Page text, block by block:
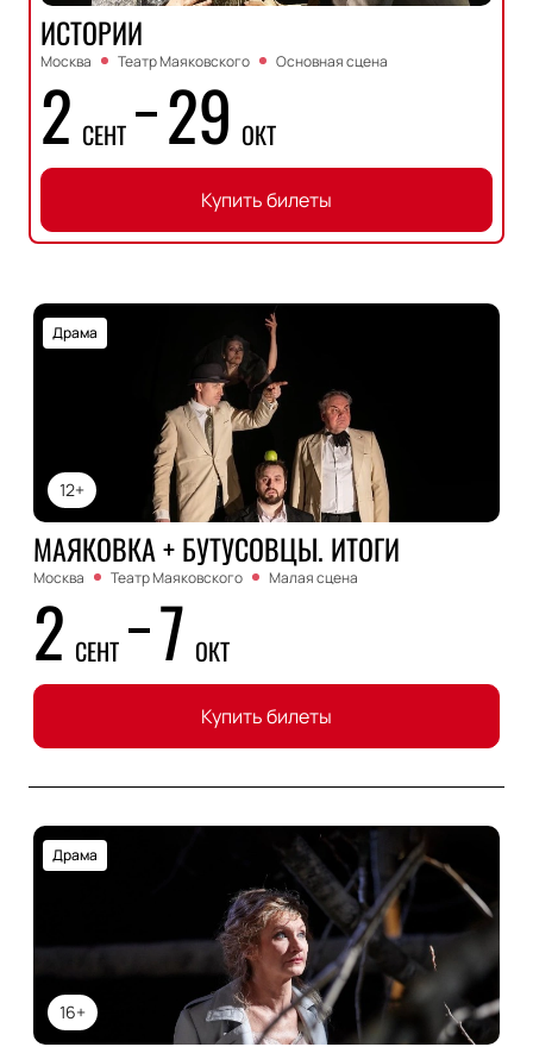
ИСТОРИИ
Москва Театр Маяковского Основная сцена
2 СЕНТ 29 ОКТ
Купить билеты
12+
Драма
МАЯКОВКА + БУТУСОВЦЫ. ИТОГИ
Москва Театр Маяковского Малая сцена
2 СЕНТ 7 ОКТ
Купить билеты
16+
Драма